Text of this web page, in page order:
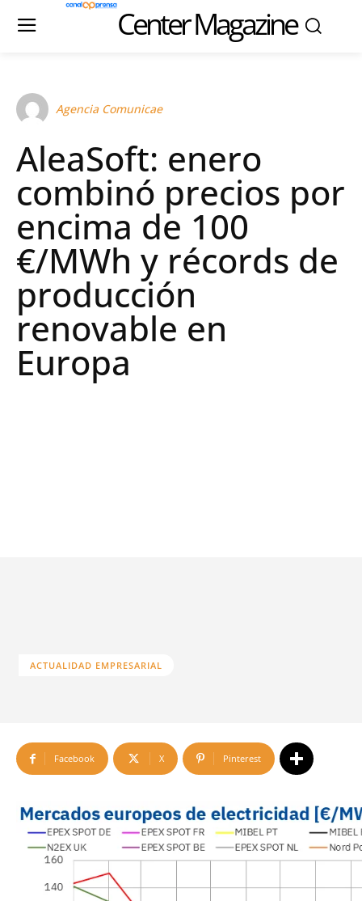
Center Magazine
Agencia Comunicae
AleaSoft: enero
combinó precios por
encima de 100
€/MWh y récords de
producción
renovable en
Europa
ACTUALIDAD EMPRESARIAL
Facebook X Pinterest